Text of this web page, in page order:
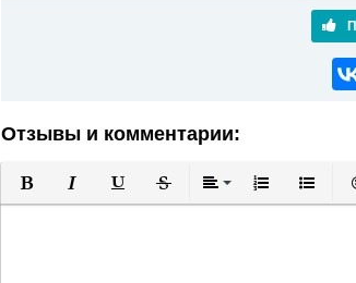
Отзывы и комментарии:
Полужирный
КурсивПодчеркнутый
ЗачеркнутыйВыравнивание